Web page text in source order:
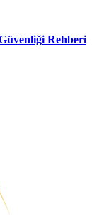
Rehberi